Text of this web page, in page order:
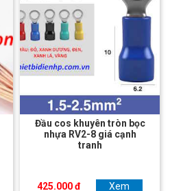
Đầu cos khuyên tròn bọc
nhựa RV2-8 giá cạnh
tranh
425.000 đ Xem